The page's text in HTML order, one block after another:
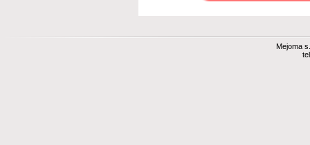
Mejoma